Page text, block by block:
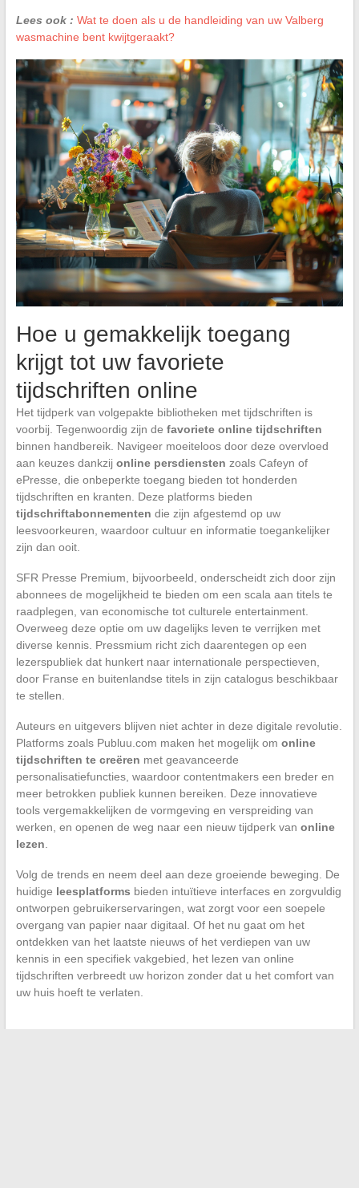
Lees ook : Wat te doen als u de handleiding van uw Valberg
wasmachine bent kwijtgeraakt?
Hoe u gemakkelijk toegang
krijgt tot uw favoriete
tijdschriften online
Het tijdperk van volgepakte bibliotheken met tijdschriften is
voorbij. Tegenwoordig zijn de favoriete online tijdschriften
binnen handbereik. Navigeer moeiteloos door deze overvloed
aan keuzes dankzij online persdiensten zoals Cafeyn of
ePresse, die onbeperkte toegang bieden tot honderden
tijdschriften en kranten. Deze platforms bieden
tijdschriftabonnementen die zijn afgestemd op uw
leesvoorkeuren, waardoor cultuur en informatie toegankelijker
zijn dan ooit.
SFR Presse Premium, bijvoorbeeld, onderscheidt zich door zijn
abonnees de mogelijkheid te bieden om een scala aan titels te
raadplegen, van economische tot culturele entertainment.
Overweeg deze optie om uw dagelijks leven te verrijken met
diverse kennis. Pressmium richt zich daarentegen op een
lezerspubliek dat hunkert naar internationale perspectieven,
door Franse en buitenlandse titels in zijn catalogus beschikbaar
te stellen.
Auteurs en uitgevers blijven niet achter in deze digitale revolutie.
Platforms zoals Publuu.com maken het mogelijk om online
tijdschriften te creëren met geavanceerde
personalisatiefuncties, waardoor contentmakers een breder en
meer betrokken publiek kunnen bereiken. Deze innovatieve
tools vergemakkelijken de vormgeving en verspreiding van
werken, en openen de weg naar een nieuw tijdperk van online
lezen
Volg de trends en neem deel aan deze groeiende beweging. De
huidige leesplatforms bieden intuïtieve interfaces en zorgvuldig
ontworpen gebruikerservaringen, wat zorgt voor een soepele
overgang van papier naar digitaal. Of het nu gaat om het
ontdekken van het laatste nieuws of het verdiepen van uw
kennis in een specifiek vakgebied, het lezen van online
tijdschriften verbreedt uw horizon zonder dat u het comfort van
uw huis hoeft te verlaten.